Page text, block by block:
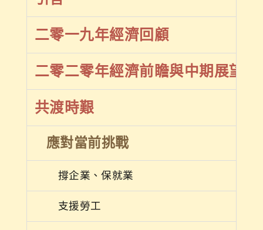
二零一九年經濟回顧
二零二零年經濟前瞻與中期展望
共渡時艱
應對當前挑戰
撐企業、保就業
支援勞工